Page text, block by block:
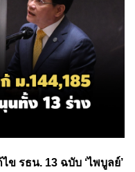
ข รธน. 13 ฉบับ ‘ไพบูลย์’